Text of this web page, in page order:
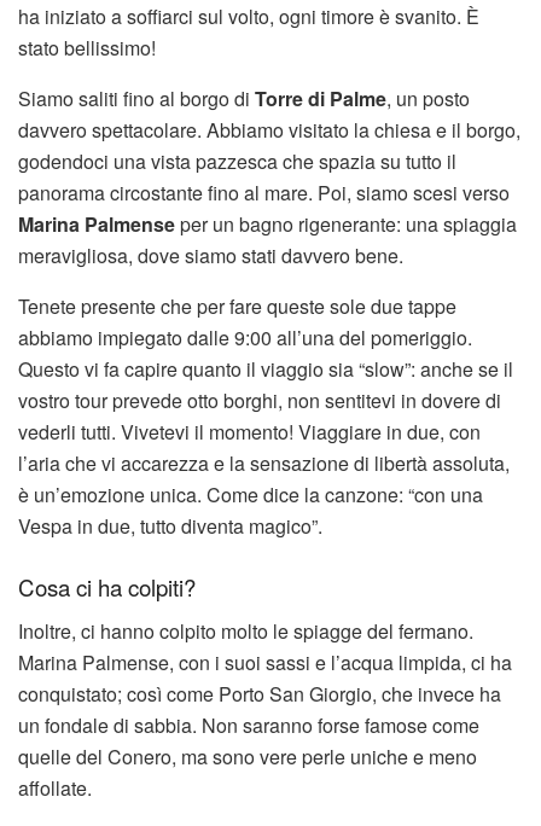
ha iniziato a soffiarci sul volto, ogni timore è svanito. È
stato bellissimo!
Siamo saliti fino al borgo di Torre di Palme, un posto
davvero spettacolare. Abbiamo visitato la chiesa e il borgo,
godendoci una vista pazzesca che spazia su tutto il
panorama circostante fino al mare. Poi, siamo scesi verso
Marina Palmenseper un bagno rigenerante: una spiaggia
meravigliosa, dove siamo stati davvero bene.
Tenete presente che per fare queste sole due tappe
abbiamo impiegato dalle 9:00 all’una del pomeriggio.
Questo vi fa capire quanto il viaggio sia “slow”: anche se il
vostro tour prevede otto borghi, non sentitevi in dovere di
vederli tutti. Vivetevi il momento! Viaggiare in due, con
l’aria che vi accarezza e la sensazione di libertà assoluta,
è un’emozione unica. Come dice la canzone: “con una
Vespa in due, tutto diventa magico”.
Cosa ci ha colpiti?
Inoltre, ci hanno colpito molto le spiagge del fermano.
Marina Palmense, con i suoi sassi e l’acqua limpida, ci ha
conquistato; così come Porto San Giorgio, che invece ha
un fondale di sabbia. Non saranno forse famose come
quelle del Conero, ma sono vere perle uniche e meno
affollate.